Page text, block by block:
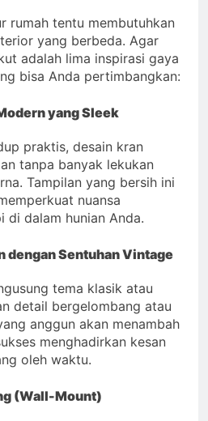
rumah tentu membutuhkan
yang berbeda. Agar
adalah lima inspirasi gaya
bisa Anda pertimbangkan:
yang Sleek
praktis, desain kran
tanpa banyak lekukan
Tampilan yang bersih ini
nuansa
di dalam hunian Anda.
dengan Sentuhan Vintage
tema klasik atau
detail bergelombang atau
anggun akan menambah
menghadirkan kesan
oleh waktu.
(Wall-Mount)